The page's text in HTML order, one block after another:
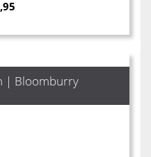
| Bloomburry